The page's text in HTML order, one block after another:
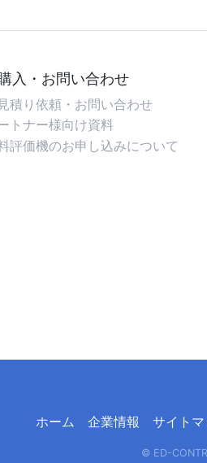
入・お問い合わせ
積り依頼・お問い合わせ
トナー様向け資料
評価機のお申し込みについて
ホーム 企業情報 サイト
© ED-